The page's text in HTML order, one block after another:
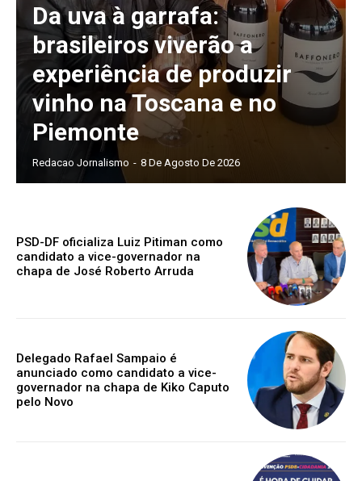
Da uva à garrafa:
brasileiros viverão a
experiência de produzir
vinho na Toscana e no
Piemonte
Redacao Jornalismo - 8 De Agosto De 2026
PSD-DF oficializa Luiz Pitiman como
candidato a vice-governador na
chapa de José Roberto Arruda
Delegado Rafael Sampaio é
anunciado como candidato a vice-
governador na chapa de Kiko Caputo
pelo Novo